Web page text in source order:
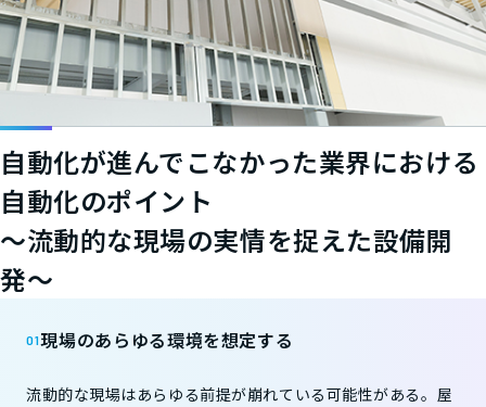
自動化が進んでこなかった業界における
自動化のポイント
〜流動的な現場の実情を捉えた設備開
発〜
現場のあらゆる環境を想定する
流動的な現場はあらゆる前提が崩れている可能性がある。屋